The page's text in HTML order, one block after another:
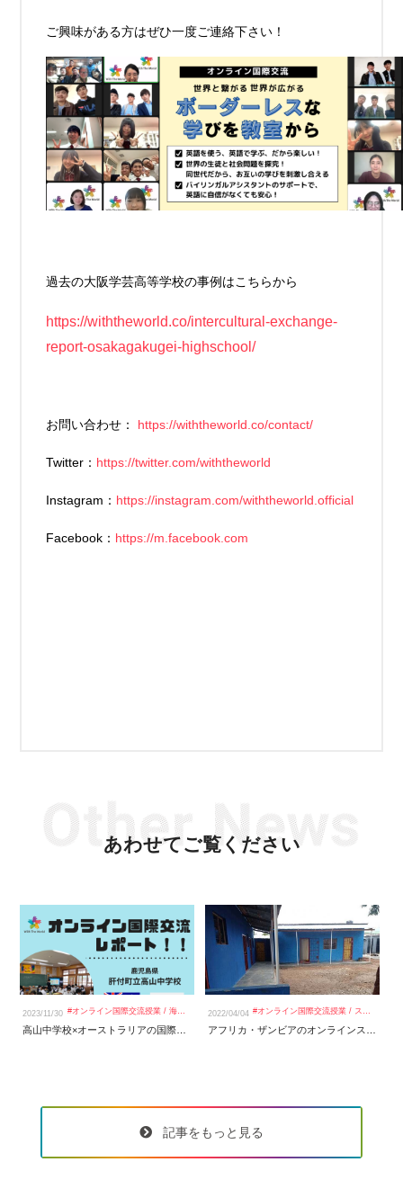
ご興味がある方はぜひ一度ご連絡下さい！
過去の大阪学芸高等学校の事例はこちらから
https://withtheworld.co/intercultural-exchange-
report-osakagakugei-highschool/
お問い合わせ： https://withtheworld.co/contact/
Twitter： https://twitter.com/withtheworld
Instagram： https://instagram.com/withtheworld.official
Facebook： https://m.facebook.com
あわせてご覧ください
2023/11/30 #オンライン国際交流授業/ 海外スタディツアー 2022/04/04 #オンライン国際交流授業 / スタッフブログ
記事をもっと見る